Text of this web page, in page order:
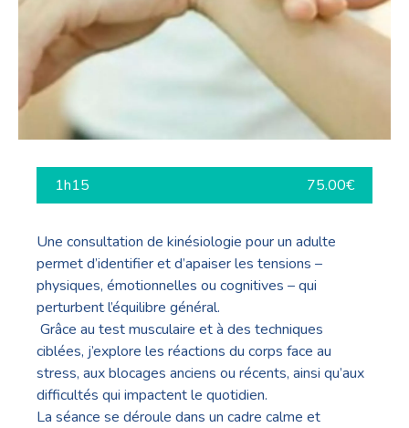
1h15 75.00€
Une consultation de kinésiologie pour un adulte
permet d’identifier et d’apaiser les tensions –
physiques, émotionnelles ou cognitives – qui
perturbent l’équilibre général.
Grâce au test musculaire et à des techniques
ciblées, j’explore les réactions du corps face au
stress, aux blocages anciens ou récents, ainsi qu’aux
difficultés qui impactent le quotidien.
La séance se déroule dans un cadre calme et